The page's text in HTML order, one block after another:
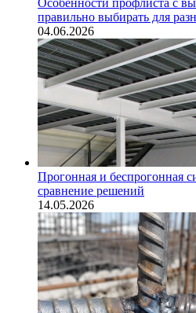
правильно выбирать для
04.06.2026
Прогонная и беспрогонная
сравнение решений
14.05.2026